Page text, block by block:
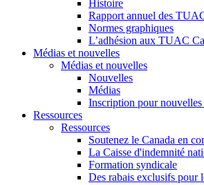
Histoire
Rapport annuel des
Normes graphiques
L’adhésion aux TUAC
Médias et nouvelles
Médias et nouvelles
Nouvelles
Médias
Inscription pour nouvelles
Ressources
Ressources
Soutenez le Canada en
La Caisse d'indemnité
Formation syndicale
Des rabais exclusifs pour